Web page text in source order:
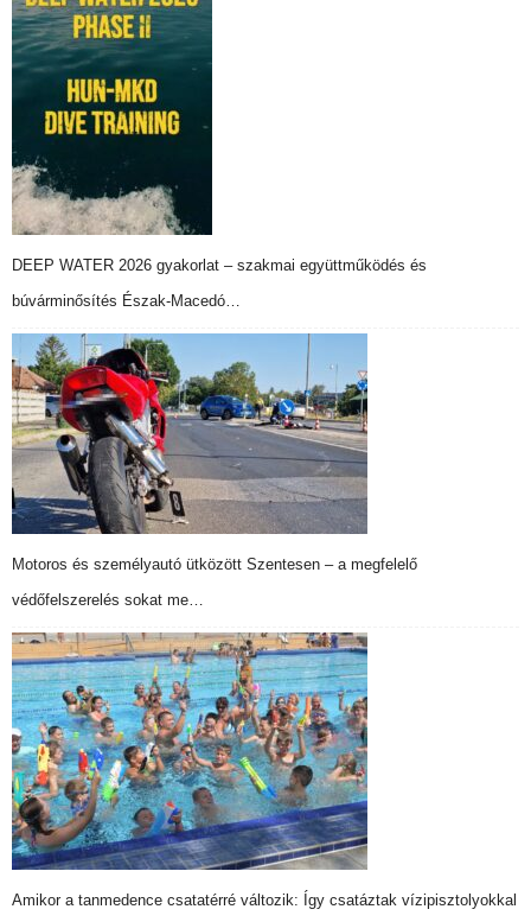
DEEP WATER 2026 gyakorlat – szakmai együttműködés és
búvárminősítés Észak-Macedó…
Motoros és személyautó ütközött Szentesen – a megfelelő
védőfelszerelés sokat me…
Amikor a tanmedence csatatérré változik: Így csatáztak vízipisztolyokkal